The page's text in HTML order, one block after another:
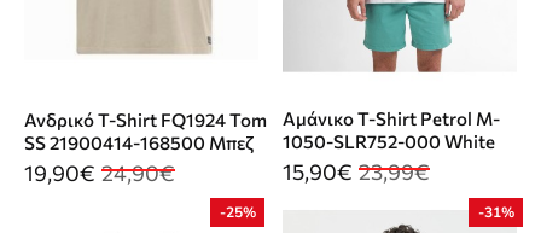
Ανδρικό T-Shirt FQ1924 Tom
SS 21900414-168500 Μπεζ
19,90€ 24,90€
Αμάνικο T-Shirt Petrol M-
1050-SLR752-000 White
15,90€ 23,99€
-25% -31%